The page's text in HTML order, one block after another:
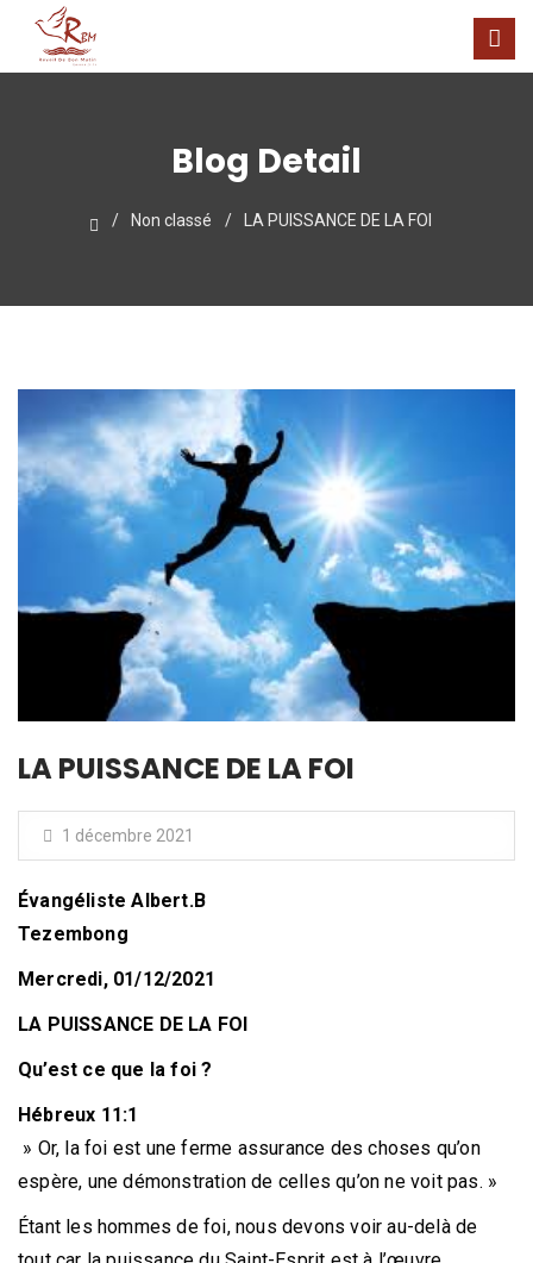
Blog Detail
Non classé LA PUISSANCE DE LA FOI
LA PUISSANCE DE LA FOI
1 décembre 2021
Évangéliste Albert.B
Tezembong
Mercredi, 01/12/2021
LA PUISSANCE DE LA FOI
Qu’est ce que la foi ?
Hébreux 11:1
» Or, la foi est une ferme assurance des choses qu’on
espère, une démonstration de celles qu’on ne voit pas. »
Étant les hommes de foi, nous devons voir au-delà de